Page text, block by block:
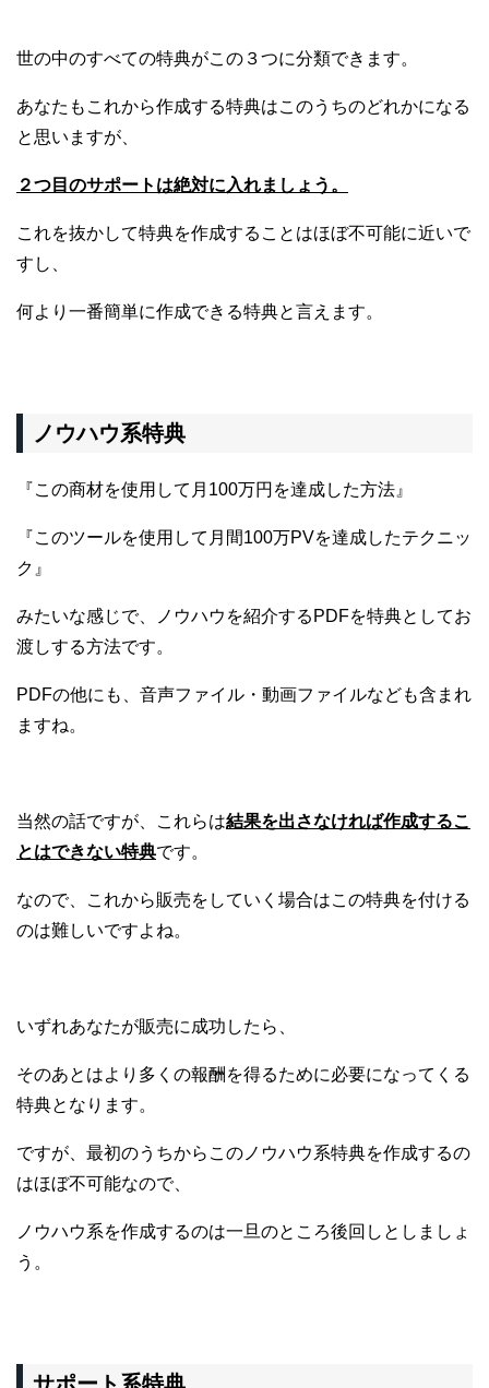
世の中のすべての特典がこの３つに分類できます。
あなたもこれから作成する特典はこのうちのどれかになる
と思いますが、
２つ目のサポートは絶対に入れましょう。
これを抜かして特典を作成することはほぼ不可能に近いで
すし、
何より一番簡単に作成できる特典と言えます。
ノウハウ系特典
『この商材を使用して月100万円を達成した方法』
『このツールを使用して月間100万PVを達成したテクニッ
ク』
みたいな感じで、ノウハウを紹介するPDFを特典としてお
渡しする方法です。
PDFの他にも、音声ファイル・動画ファイルなども含まれ
ますね。
当然の話ですが、これらは結果を出さなければ作成するこ
とはできない特典です。
なので、これから販売をしていく場合はこの特典を付ける
のは難しいですよね。
いずれあなたが販売に成功したら、
そのあとはより多くの報酬を得るために必要になってくる
特典となります。
ですが、最初のうちからこのノウハウ系特典を作成するの
はほぼ不可能なので、
ノウハウ系を作成するのは一旦のところ後回しとしましょ
う。
サポート系特典